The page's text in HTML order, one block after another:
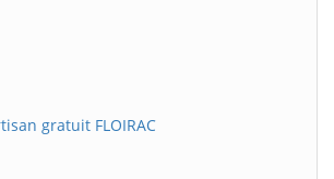
gratuit FLOIRAC